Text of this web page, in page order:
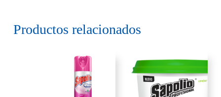
Productos relacionados